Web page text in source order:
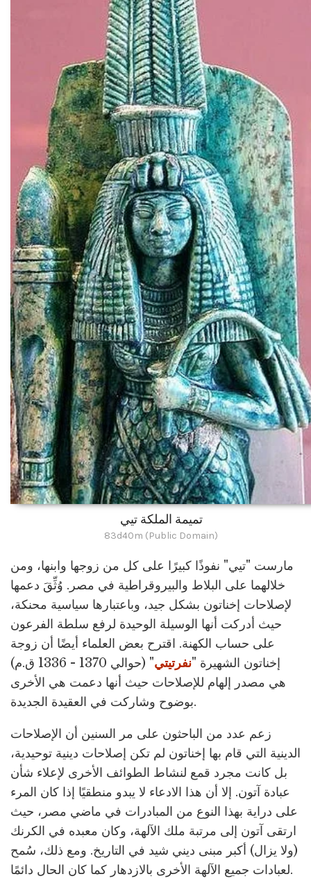
تميمة الملكة تيي
83d40m (Public Domain)
مارست "تيي" نفوذًا كبيرًا على كل من زوجها وابنها، ومن
خلالهما على البلاط والبيروقراطية في مصر. وُثِّقَ دعمها
لإصلاحات إخناتون بشكل جيد، وباعتبارها سياسية محنكة،
حيث أدركت أنها الوسيلة الوحيدة لرفع سلطة الفرعون
على حساب الكهنة. اقترح بعض العلماء أيضًا أن زوجة
إخناتون الشهيرة "نفرتيتي
" (حوالي 1370 - 1336 ق.م)
هي مصدر إلهام للإصلاحات حيث أنها دعمت هي الأخرى
بوضوح وشاركت في العقيدة الجديدة.
زعم عدد من الباحثون على مر السنين أن الإصلاحات
الدينية التي قام بها إخناتون لم تكن إصلاحات دينية توحيدية،
بل كانت مجرد قمع لنشاط الطوائف الأخرى لإعلاء شأن
عبادة آتون. إلا أن هذا الادعاء لا يبدو منطقيًا إذا كان المرء
على دراية بهذا النوع من المبادرات في ماضي مصر، حيث
ارتقى آتون إلى مرتبة ملك الآلهة، وكان معبده في الكرنك
(ولا يزال) أكبر مبنى ديني شيد في التاريخ. ومع ذلك، سُمح
لعبادات جميع الآلهة الأخرى بالازدهار كما كان الحال دائمًا.